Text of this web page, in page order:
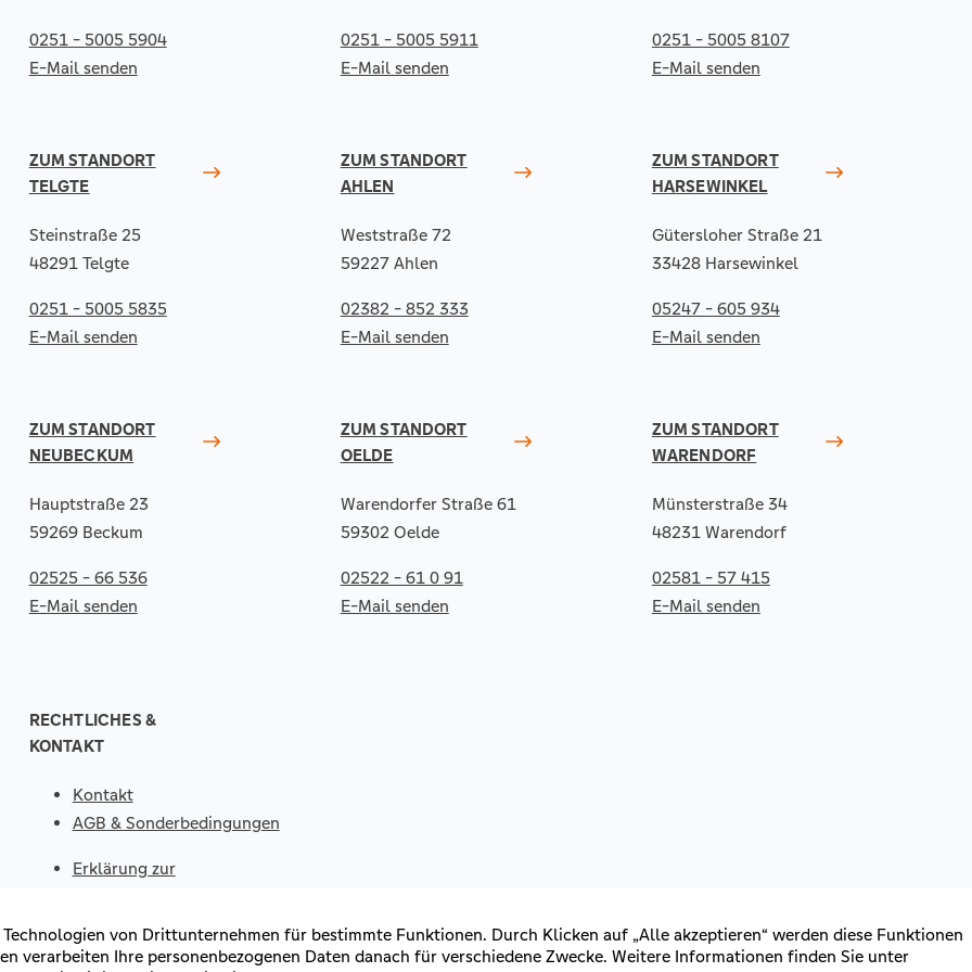
0251 - 5005 5904
E-Mail senden
0251 - 5005 5911
E-Mail senden
0251 - 5005 8107
E-Mail senden
ZUM STANDORT
TELGTE
Steinstraße 25
48291 Telgte
0251 - 5005 5835
E-Mail senden
ZUM STANDORT
AHLEN
Weststraße 72
59227 Ahlen
02382 - 852 333
E-Mail senden
ZUM STANDORT
HARSEWINKEL
Gütersloher Straße 21
33428 Harsewinkel
05247 - 605 934
E-Mail senden
ZUM STANDORT
NEUBECKUM
Hauptstraße 23
59269 Beckum
02525 - 66 536
E-Mail senden
ZUM STANDORT
OELDE
Warendorfer Straße 61
59302 Oelde
02522 - 61 0 91
E-Mail senden
ZUM STANDORT
WARENDORF
Münsterstraße 34
48231 Warendorf
02581 - 57 415
E-Mail senden
RECHTLICHES &
KONTAKT
Kontakt
AGB & Sonderbedingungen
Erklärung zur
Impressum
Datenschutz